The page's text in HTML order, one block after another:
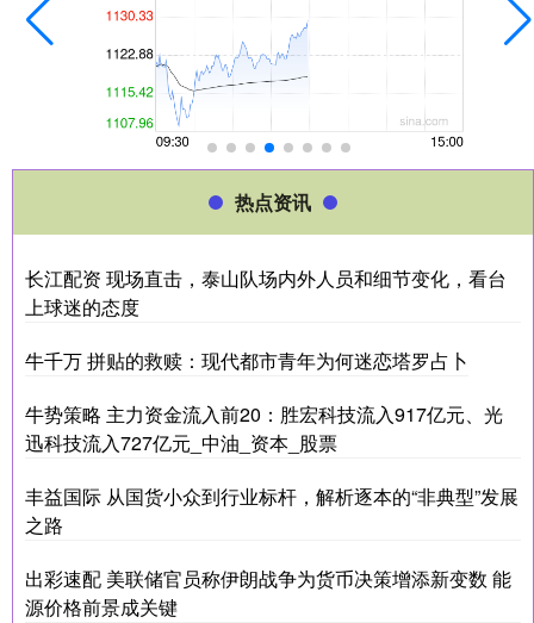
热点资讯
长江配资 现场直击，泰山队场内外人员和细节变化，看台
上球迷的态度
牛千万 拼贴的救赎：现代都市青年为何迷恋塔罗占卜
牛势策略 主力资金流入前20：胜宏科技流入917亿元、光
迅科技流入727亿元_中油_资本_股票
丰益国际 从国货小众到行业标杆，解析逐本的“非典型”发展
之路
出彩速配 美联储官员称伊朗战争为货币决策增添新变数 能
源价格前景成关键